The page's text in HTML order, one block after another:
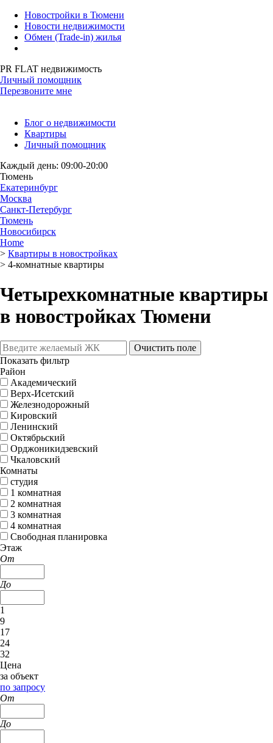
Новостройки в Тюмени
Новости недвижимости
Обмен (Trade-in) жилья
PR FLAT недвижимость
Личный помощник
Перезвоните мне
Блог о недвижимости
Квартиры
Личный помощник
Каждый день: 09:00-20:00
Тюмень
Екатеринбург
Москва
Санкт-Петербург
Тюмень
Новосибирск
Home
> Квартиры в новостройках
> 4-комнатные квартиры
Четырехкомнатные квартиры
в новостройках Тюмени
Очистить поле
Показать фильтр
Район
Академический
Верх-Исетский
Железнодорожный
Кировский
Ленинский
Октябрьский
Орджоникидзевский
Чкаловский
Комнаты
студия
1 комнатная
2 комнатная
3 комнатная
4 комнатная
Свободная планировка
Этаж
От
До
1
9
17
24
32
Цена
за объект
по запросу
От
До